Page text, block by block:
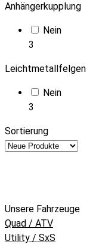
Anhängerkupplung
Nein
3
Leichtmetallfelgen
Nein
3
Sortierung
Unsere Fahrzeuge
Quad / ATV
Utility / SxS